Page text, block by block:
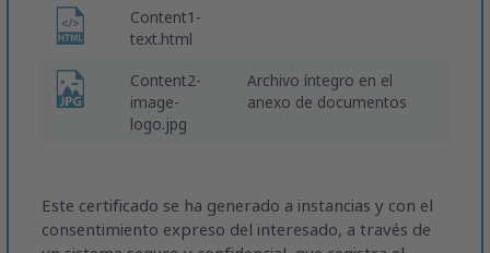
Content1-
text.html
Content2-
image-
logo.jpg
Archivo íntegro en el
anexo de documentos
Este certificado se ha generado a instancias y con el
consentimiento expreso del interesado, a través de